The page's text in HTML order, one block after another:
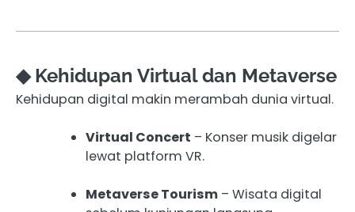
◆ Kehidupan Virtual dan Metaverse
Kehidupan digital makin merambah dunia virtual.
Virtual Concert – Konser musik digelar
lewat platform VR.
Metaverse Tourism – Wisata digital